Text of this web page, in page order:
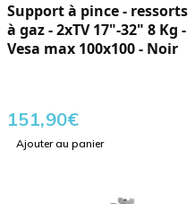
Support à pince - ressorts
à gaz - 2xTV 17"-32" 8 Kg -
Vesa max 100x100 - Noir
151,90€
Ajouter au panier